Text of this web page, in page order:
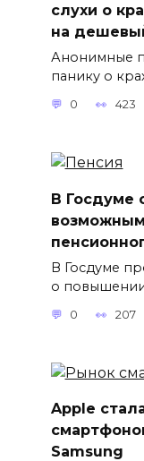
слухи о
на
Анонимные
панику о
0 423
В Госдуме
В Госдуме
о
0 207
Apple
Samsung